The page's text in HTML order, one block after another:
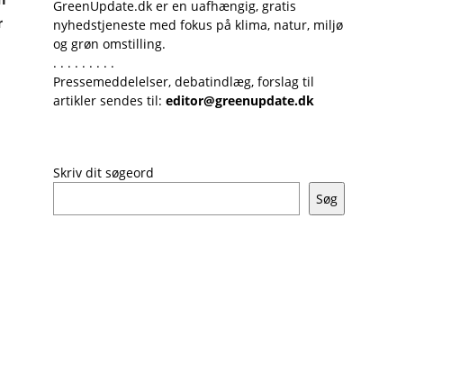
GreenUpdate.dk er en uafhængig, gratis
nyhedstjeneste med fokus på klima, natur, miljø
og grøn omstilling.
. . . . . . . . .
Pressemeddelelser, debatindlæg, forslag til
artikler sendes til: editor@greenupdate.dk
Skriv dit søgeord
Søg